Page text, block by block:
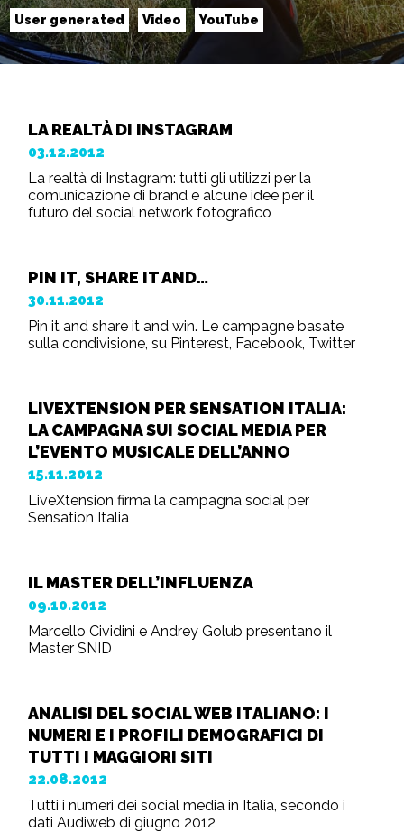
User generated Video YouTube
LA REALTÀ DI INSTAGRAM
03.12.2012
La realtà di Instagram: tutti gli utilizzi per la
comunicazione di brand e alcune idee per il
futuro del social network fotografico
PIN IT, SHARE IT AND…
30.11.2012
Pin it and share it and win. Le campagne basate
sulla condivisione, su Pinterest, Facebook, Twitter
LIVEXTENSION PER SENSATION ITALIA:
LA CAMPAGNA SUI SOCIAL MEDIA PER
L’EVENTO MUSICALE DELL’ANNO
15.11.2012
LiveXtension firma la campagna social per
Sensation Italia
IL MASTER DELL’INFLUENZA
09.10.2012
Marcello Cividini e Andrey Golub presentano il
Master SNID
ANALISI DEL SOCIAL WEB ITALIANO: I
NUMERI E I PROFILI DEMOGRAFICI DI
TUTTI I MAGGIORI SITI
22.08.2012
Tutti i numeri dei social media in Italia, secondo i
dati Audiweb di giugno 2012